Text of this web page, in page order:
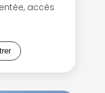
accès